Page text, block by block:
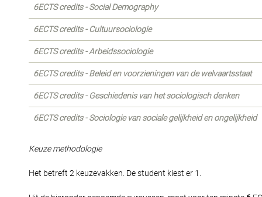
6ECTS credits - Social Demography
6ECTS credits - Cultuursociologie
6ECTS credits - Arbeidssociologie
6ECTS credits - Beleid en voorzieningen van de welvaartsstaat
6ECTS credits - Geschiedenis van het sociologisch denken
6ECTS credits - Sociologie van sociale gelijkheid en ongelijkheid
Keuze methodologie
Het betreft 2 keuzevakken. De student kiest er 1.